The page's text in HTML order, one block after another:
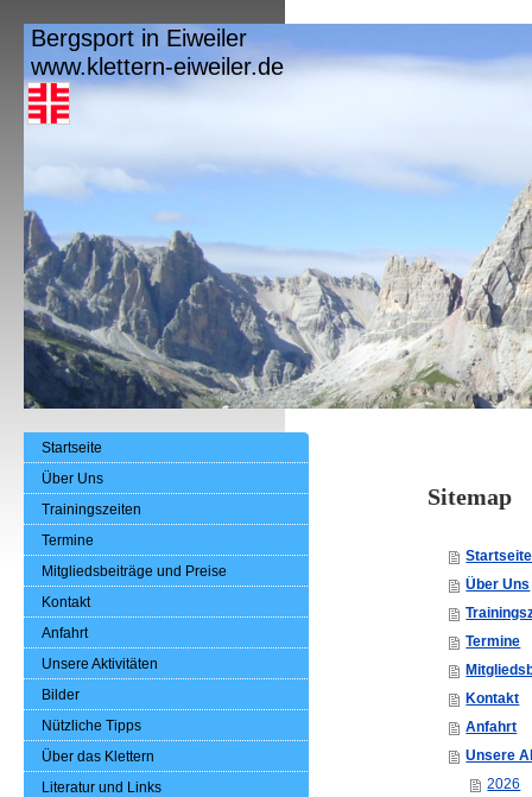
Bergsport in Eiweiler
www.klettern-eiweiler.de
Sitemap
Startseite
Über Uns
Termine
Kontakt
Anfahrt
Unsere
2026
Startseite
Über Uns
Trainingszeiten
Termine
Mitgliedsbeiträge und Preise
Kontakt
Anfahrt
Unsere Aktivitäten
Bilder
Nützliche Tipps
Über das Klettern
Literatur und Links